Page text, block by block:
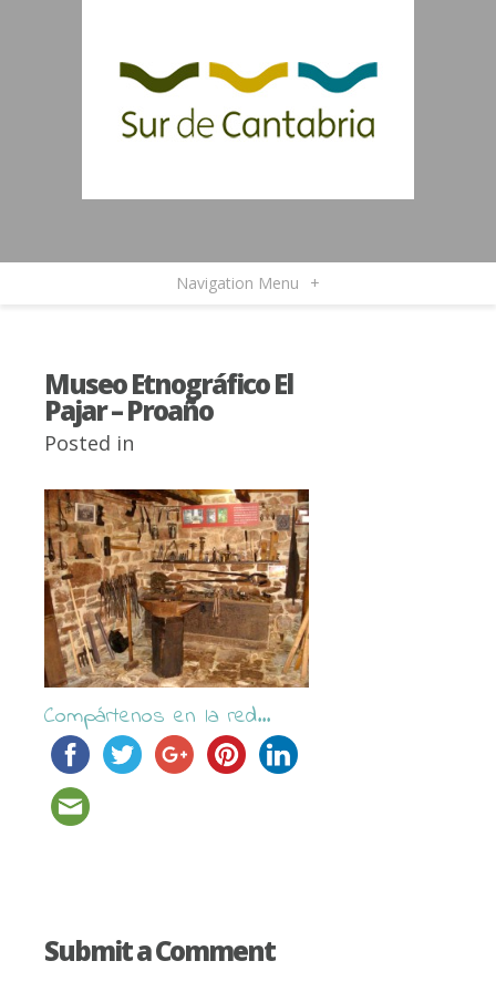
Navigation Menu +
Museo Etnográfico El
Pajar – Proaño
Posted in
Compártenos en la red...
Submit a Comment